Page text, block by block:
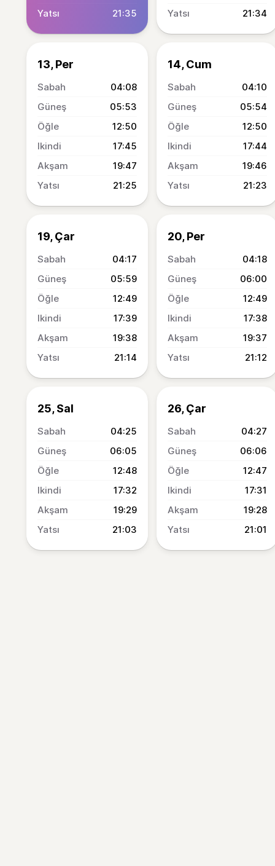
21:35
21:34
13, Per
04:08
05:53
12:50
17:45
19:47
21:25
14, Cum
04:10
05:54
12:50
17:44
19:46
21:23
19, Çar
04:17
05:59
12:49
17:39
19:38
21:14
20, Per
04:18
06:00
12:49
17:38
19:37
21:12
25, Sal
04:25
06:05
12:48
17:32
19:29
21:03
26, Çar
04:27
06:06
12:47
17:31
19:28
21:01